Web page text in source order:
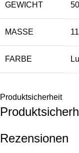
GEWICHT
MASSE
FARBE
Produktsicherheit
Rezensionen